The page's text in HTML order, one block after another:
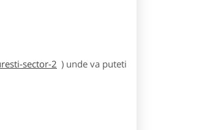
sector-2 ) unde va puteti